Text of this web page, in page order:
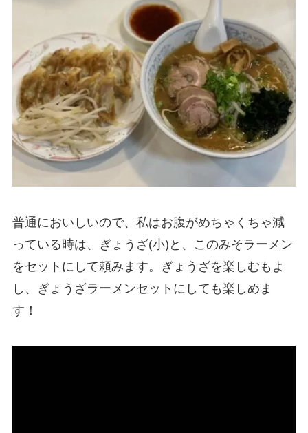
普通においしいので、私はお腹がめちゃくちゃ減
っている時は、ぎょうざ(小)と、このみそラーメン
をセットにして頼みます。ぎょうざを楽しむもよ
し、ぎょうざラーメンセットにしても楽しめま
す！